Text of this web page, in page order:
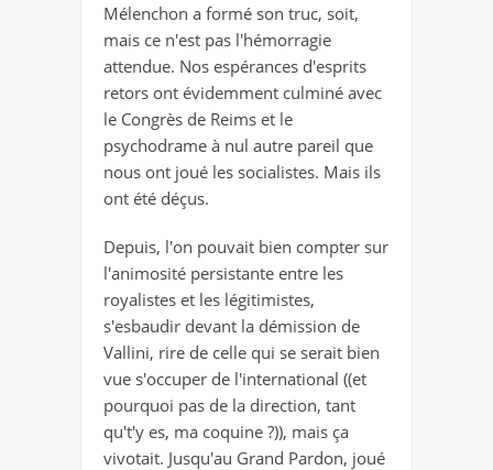
Mélenchon a formé son truc, soit,
mais ce n'est pas l'hémorragie
attendue. Nos espérances d'esprits
retors ont évidemment culminé avec
le Congrès de Reims et le
psychodrame à nul autre pareil que
nous ont joué les socialistes. Mais ils
ont été déçus.
Depuis, l'on pouvait bien compter sur
l'animosité persistante entre les
royalistes et les légitimistes,
s'esbaudir devant la démission de
Vallini, rire de celle qui se serait bien
vue s'occuper de l'international ((et
pourquoi pas de la direction, tant
qu't'y es, ma coquine ?)), mais ça
vivotait. Jusqu'au Grand Pardon, joué